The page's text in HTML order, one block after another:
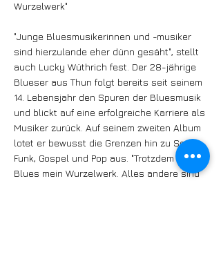
Wurzelwerk"
"Junge Bluesmusikerinnen und -musiker
sind hierzulande eher dünn gesäht", stellt
auch Lucky Wüthrich fest. Der 28-jährige
Blueser aus Thun folgt bereits seit seinem
14. Lebensjahr den Spuren der Bluesmusik
und blickt auf eine erfolgreiche Karriere als
Musiker zurück. Auf seinem zweiten Album
lotet er bewusst die Grenzen hin zu Soul,
Funk, Gospel und Pop aus. "Trotzdem ist der
Blues mein Wurzelwerk. Alles andere sind